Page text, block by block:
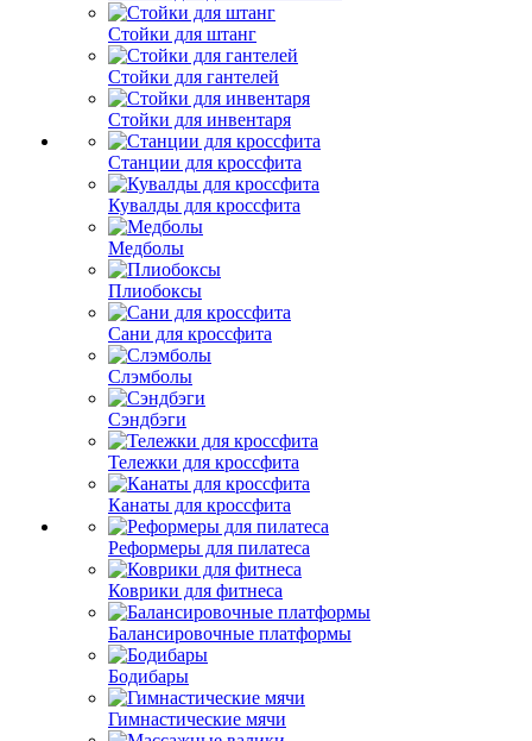
Стойки для штанг
Стойки для гантелей
Стойки для инвентаря
Станции для кроссфита
Кувалды для кроссфита
Медболы
Плиобоксы
Сани для кроссфита
Слэмболы
Сэндбэги
Тележки для кроссфита
Канаты для кроссфита
Реформеры для пилатеса
Коврики для фитнеса
Балансировочные платформы
Бодибары
Гимнастические мячи